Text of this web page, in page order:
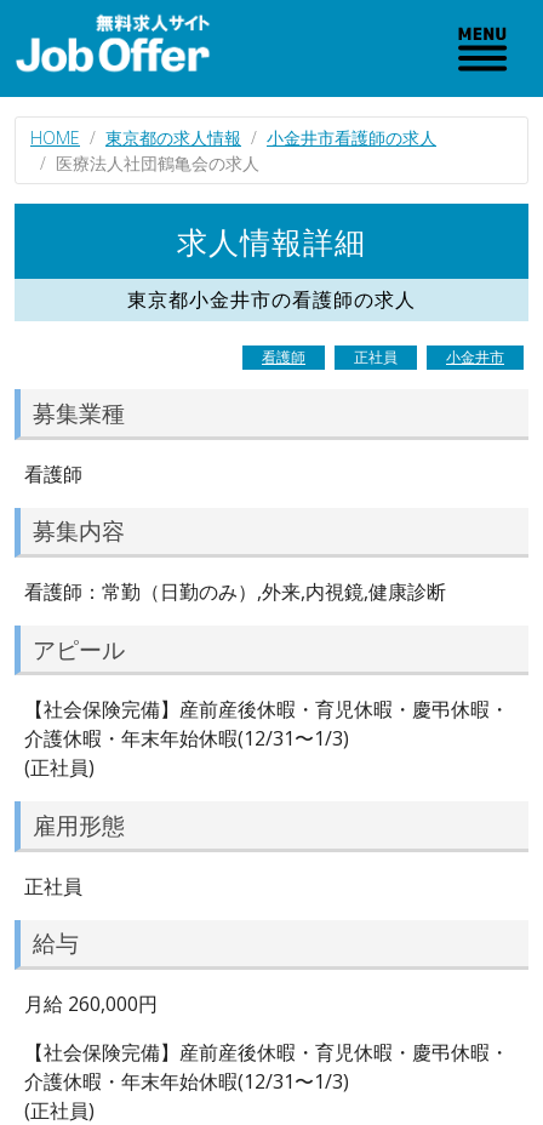
HOME 東京都の求人情報
小金井市看護師の求人
医療法人社団鶴亀会の求人
求人情報詳細
東京都小金井市の看護師の求人
看護師 正社員 小金井市
募集業種
看護師
募集内容
看護師：常勤（日勤のみ）,外来,内視鏡,健康診断
アピール
【社会保険完備】産前産後休暇・育児休暇・慶弔休暇・
介護休暇・年末年始休暇(12/31〜1/3)
(正社員)
雇用形態
正社員
給与
月給 260,000円
【社会保険完備】産前産後休暇・育児休暇・慶弔休暇・
介護休暇・年末年始休暇(12/31〜1/3)
(正社員)